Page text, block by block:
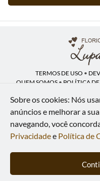
TERMOS DE USO •
QUEM SOMOS • POLÍTICA
Lupa Coração |
Av. Heliópolis, 946 - Lj A -
WhatsApp: (21)
© 2024-2026 - Todos os direitos
Sobre os cookies: Nós
anúncios e melhorar a
navegando, você
Privacidadee Política de